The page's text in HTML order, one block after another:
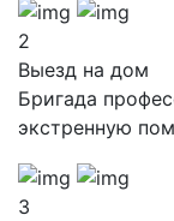
2
Выезд на дом
Бригада
экстренную
3